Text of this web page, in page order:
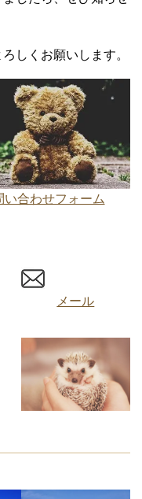
しくお願いします。
い合わせフォーム
メール